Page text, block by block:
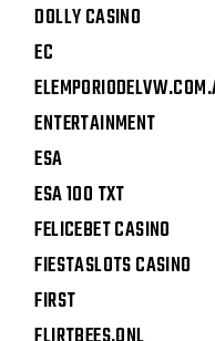
DOLLY CASINO
EC
ENTERTAINMENT
ESA
ESA 100 TXT
FELICEBET CASINO
FIESTASLOTS CASINO
FIRST